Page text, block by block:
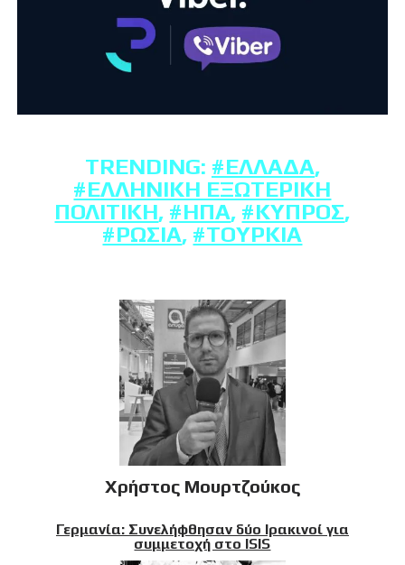
TRENDING: #ΕΛΛΆΔΑ,
#ΕΛΛΗΝΙΚΉ ΕΞΩΤΕΡΙΚΉ
ΠΟΛΙΤΙΚΉ, #ΗΠΑ, #ΚΎΠΡΟΣ,
#ΡΩΣΊΑ, #ΤΟΥΡΚΊΑ
Χρήστος Μουρτζούκος
Γερμανία: Συνελήφθησαν δύο Ιρακινοί για
συμμετοχή στο ISIS